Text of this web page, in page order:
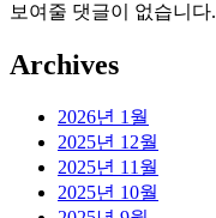
보여줄 댓글이 없습니다.
Archives
2026년 1월
2025년 12월
2025년 11월
2025년 10월